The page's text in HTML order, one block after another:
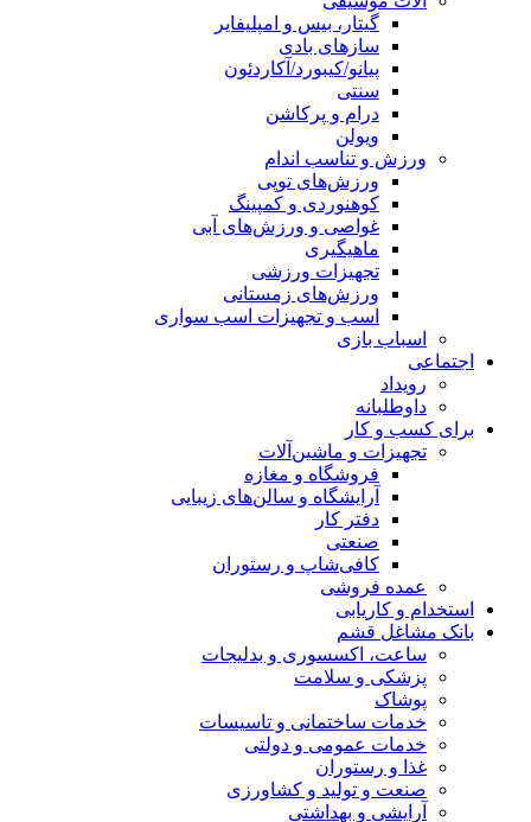
گیتار، بیس و امپلیفایر
سازهای بادی
پیانو/کیبورد/آکاردئون
سنتی
درام و پرکاشن
ویولن
ورزش و تناسب اندام
ورزش‌های توپی
کوهنوردی و کمپینگ
غواصی و ورزش‌های آبی
ماهیگیری
تجهیزات ورزشی
ورزش‌های زمستانی
اسب و تجهیزات اسب سواری
اسباب‌ بازی
اجتماعی
رویداد
داوطلبانه
برای کسب و کار
تجهیزات و ماشین‌آلات
فروشگاه و مغازه
آرایشگاه و سالن‌های زیبایی
دفتر کار
صنعتی
کافی‌شاپ و رستوران
عمده فروشی
استخدام و کاریابی
بانک مشاغل قشم
ساعت، اکسسوری و بدلیجات
پزشکی و سلامت
پوشاک
خدمات ساختمانی و تاسیسات
خدمات عمومی و دولتی
غذا و رستوران
صنعت و تولید و کشاورزی
آرایشی و بهداشتی